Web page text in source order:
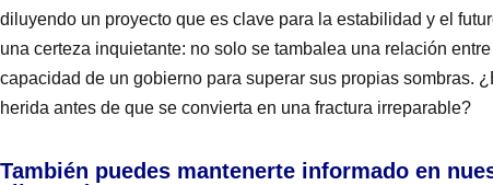
diluyendo un proyecto que es clave para la estabilidad y el
una certeza inquietante: no solo se tambalea una relación
capacidad de un gobierno para superar sus propias sombras.
herida antes de que se convierta en una fractura irreparable?
También puedes mantenerte informado en